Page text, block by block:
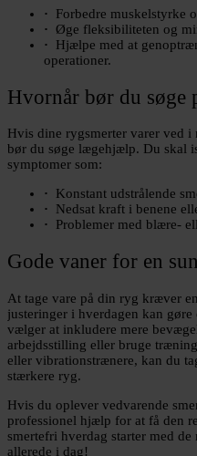
Forbedre muskelstyrke
Øge fleksibiliteten og
Hjælpe med at
operationer.
Hvornår bør du søge
Hvis dine rygsmerter varer ved
bør du søge lægehjælp. Du skal
symptomer som:
Konstant udstrålende
Nedsat kraft i benene
Problemer med blære-
Gode vaner for en
At tage vare på din ryg kræver
justeringer i hverdagen kan
vælger at inkludere mere
arbejdsstilling eller bruge
eller vibrationstrænere, kan du
stærkere ryg.
Hvis du oplever vedvarende
professionel hjælp for at få den
smertefri hverdag starter med
allerede i dag!